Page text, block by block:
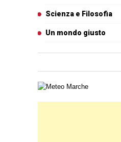
Scienza e Filosofia
Un mondo giusto
Carta meteorologica delle